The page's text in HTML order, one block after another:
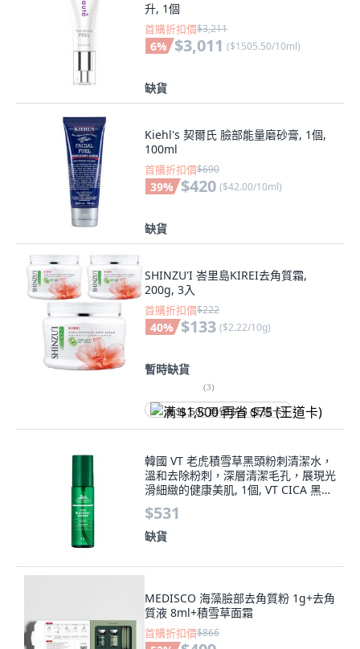
升, 1個
首購折扣價$3,211
6% $3,011 ($1505.50/10ml)
缺貨
Kiehl's 契爾氏 臉部能量磨砂膏, 1個,
100ml
首購折扣價$690
39% $420 ($42.00/10ml)
缺貨
SHINZU'I 峇里島KIREI去角質霜,
200g, 3入
首購折扣價$222
40% $133 ($2.22/10g)
暫時缺貨
(3)
满 $1,500 再省 $75 (王道卡)
韓國 VT 老虎積雪草黑頭粉刺清潔水，
溫和去除粉刺，深層清潔毛孔，展現光
滑細緻的健康美肌, 1個, VT CICA 黑頭
粉刺清潔水100m
$531
缺貨
MEDISCO 海藻臉部去角質粉 1g+去角
質液 8ml+積雪草面霜
首購折扣價$866